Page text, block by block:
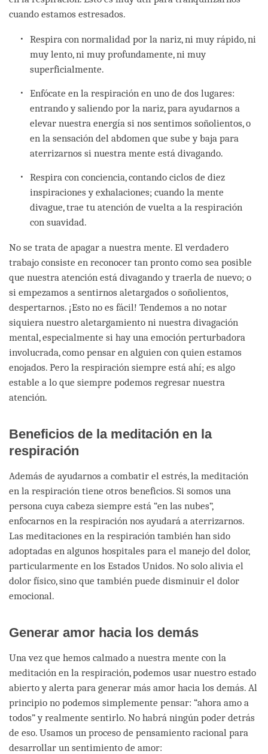
cuando estamos estresados.
Respira con normalidad por la nariz, ni muy rápido, ni
muy lento, ni muy profundamente, ni muy
superficialmente.
Enfócate en la respiración en uno de dos lugares:
entrando y saliendo por la nariz, para ayudarnos a
elevar nuestra energía si nos sentimos soñolientos, o
en la sensación del abdomen que sube y baja para
aterrizarnos si nuestra mente está divagando.
Respira con conciencia, contando ciclos de diez
inspiraciones y exhalaciones; cuando la mente
divague, trae tu atención de vuelta a la respiración
con suavidad.
No se trata de apagar a nuestra mente. El verdadero
trabajo consiste en reconocer tan pronto como sea posible
que nuestra atención está divagando y traerla de nuevo; o
si empezamos a sentirnos aletargados o soñolientos,
despertarnos. ¡Esto no es fácil! Tendemos a no notar
siquiera nuestro aletargamiento ni nuestra divagación
mental, especialmente si hay una emoción perturbadora
involucrada, como pensar en alguien con quien estamos
enojados. Pero la respiración siempre está ahí; es algo
estable a lo que siempre podemos regresar nuestra
atención.
Beneficios de la meditación en la
respiración
Además de ayudarnos a combatir el estrés, la meditación
en la respiración tiene otros beneficios. Si somos una
persona cuya cabeza siempre está “en las nubes”,
enfocarnos en la respiración nos ayudará a aterrizarnos.
Las meditaciones en la respiración también han sido
adoptadas en algunos hospitales para el manejo del dolor,
particularmente en los Estados Unidos. No solo alivia el
dolor físico, sino que también puede disminuir el dolor
emocional.
Generar amor hacia los demás
Una vez que hemos calmado a nuestra mente con la
meditación en la respiración, podemos usar nuestro estado
abierto y alerta para generar más amor hacia los demás. Al
principio no podemos simplemente pensar: “ahora amo a
todos” y realmente sentirlo. No habrá ningún poder detrás
de eso. Usamos un proceso de pensamiento racional para
desarrollar un sentimiento de amor: